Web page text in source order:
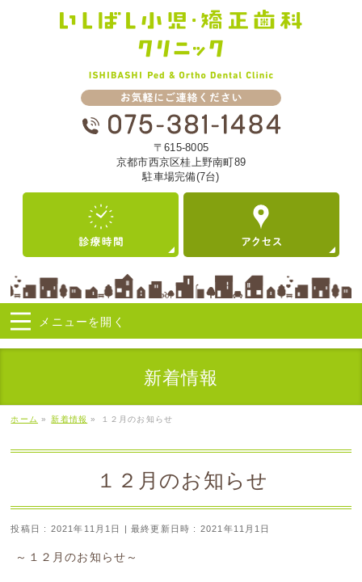
〒615-8005
京都市西京区桂上野南町89
駐車場完備(7台)
メニューを開く
新着情報
ホーム » 新着情報 » １２月のお知らせ
１２月のお知らせ
投稿日 : 2021年11月1日 最終更新日時 : 2021年11月1日
～１２月のお知らせ～